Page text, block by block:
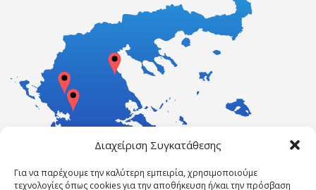
Διαχείριση Συγκατάθεσης
Για να παρέχουμε την καλύτερη εμπειρία, χρησιμοποιούμε
τεχνολογίες όπως cookies για την αποθήκευση ή/και την πρόσβαση